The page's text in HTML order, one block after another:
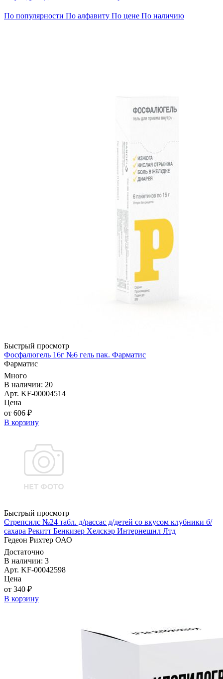
По популярности По алфавиту По цене По наличию
Быстрый просмотр
Фосфалюгель 16г №6 гель пак. Фарматис
Фарматис
Много
В наличии: 20
Арт. KF-00004514
Цена
от 606 ₽
В корзину
Быстрый просмотр
Стрепсилс №24 табл. д/рассас д/детей со вкусом клубники б/
сахара Рекитт Бенкизер Хелскэр Интернешнл Лтд
Гедеон Рихтер ОАО
Достаточно
В наличии: 3
Арт. KF-00042598
Цена
от 340 ₽
В корзину